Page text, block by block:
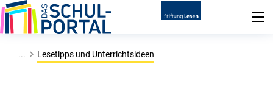
... Lesetipps und Unterrichtsideen